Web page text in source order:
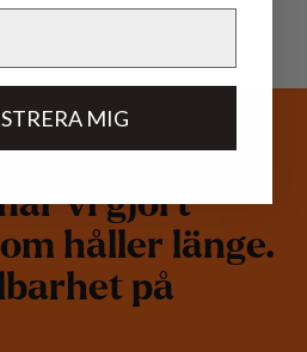
ar vi gjort
om håller länge.
barhet på
MIG